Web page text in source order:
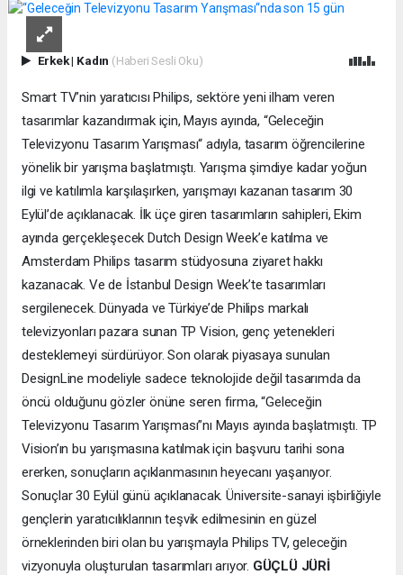
Erkek| Kadın (Haberi Sesli Oku)
Smart TV’nin yaratıcısı Philips, sektöre yeni ilham veren
tasarımlar kazandırmak için, Mayıs ayında, “Geleceğin
Televizyonu Tasarım Yarışması“ adıyla, tasarım öğrencilerine
yönelik bir yarışma başlatmıştı. Yarışma şimdiye kadar yoğun
ilgi ve katılımla karşılaşırken, yarışmayı kazanan tasarım 30
Eylül’de açıklanacak. İlk üçe giren tasarımların sahipleri, Ekim
ayında gerçekleşecek Dutch Design Week’e katılma ve
Amsterdam Philips tasarım stüdyosuna ziyaret hakkı
kazanacak. Ve de İstanbul Design Week’te tasarımları
sergilenecek. Dünyada ve Türkiye’de Philips markalı
televizyonları pazara sunan TP Vision, genç yetenekleri
desteklemeyi sürdürüyor. Son olarak piyasaya sunulan
DesignLine modeliyle sadece teknolojide değil tasarımda da
öncü olduğunu gözler önüne seren firma, “Geleceğin
Televizyonu Tasarım Yarışması”nı Mayıs ayında başlatmıştı. TP
Vision’ın bu yarışmasına katılmak için başvuru tarihi sona
ererken, sonuçların açıklanmasının heyecanı yaşanıyor.
Sonuçlar 30 Eylül günü açıklanacak. Üniversite-sanayi işbirliğiyle
gençlerin yaratıcılıklarının teşvik edilmesinin en güzel
örneklerinden biri olan bu yarışmayla Philips TV, geleceğin
vizyonuyla oluşturulan tasarımları arıyor. GÜÇLÜ JÜRİ